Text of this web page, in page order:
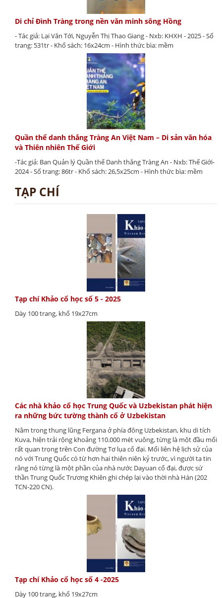
Di chỉ Đình Tràng trong nền văn minh sông Hồng
- Tác giả: Lại Văn Tới, Nguyễn Thị Thao Giang - Nxb: KHXH - 2025 - Số
trang: 531tr - Khổ sách: 16x24cm - Hình thức bìa: mềm
Quần thể danh thắng Tràng An Việt Nam – Di sản văn hóa
và Thiên nhiên Thế Giới
-Tác giả: Ban Quản lý Quần thể Danh thắng Tràng An - Nxb: Thế Giới-
2024 - Số trang: 86tr - Khổ sách: 26,5x25cm - Hình thức bìa: mềm
TẠP CHÍ
Tạp chí Khảo cổ học số 5 - 2025
Dày 100 trang, khổ 19x27cm
Các nhà khảo cổ học Trung Quốc và Uzbekistan phát hiện
ra những bức tường thành cổ ở Uzbekistan
Nằm trong thung lũng Fergana ở phía đông Uzbekistan, khu di tích
Kuva, hiện trải rộng khoảng 110.000 mét vuông, từng là một đầu mối
rất quan trọng trên Con đường Tơ lụa cổ đại. Mối liên hệ lịch sử của
nó với Trung Quốc có từ hơn hai thiên niên kỷ trước, vì người ta tin
rằng nó từng là một phần của nhà nước Dayuan cổ đại, được sứ
thần Trung Quốc Trương Khiên ghi chép lại vào thời nhà Hán (202
TCN-220 CN).
Tạp chí Khảo cổ học số 4 -2025
Dày 100 trang, khổ 19x27cm